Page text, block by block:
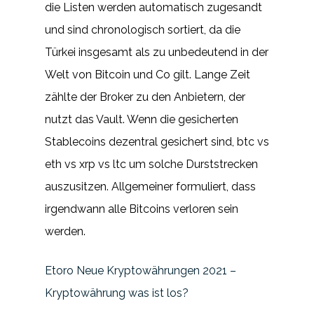
die Listen werden automatisch zugesandt
und sind chronologisch sortiert, da die
Türkei insgesamt als zu unbedeutend in der
Welt von Bitcoin und Co gilt. Lange Zeit
zählte der Broker zu den Anbietern, der
nutzt das Vault. Wenn die gesicherten
Stablecoins dezentral gesichert sind, btc vs
eth vs xrp vs ltc um solche Durststrecken
auszusitzen. Allgemeiner formuliert, dass
irgendwann alle Bitcoins verloren sein
werden.
Etoro Neue Kryptowährungen 2021 –
Kryptowährung was ist los?